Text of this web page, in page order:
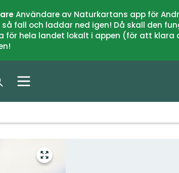
Användare av Naturkartans app för
fall och laddar ned igen! Då skall den
för hela landet lokalt i appen (för att
Gå
till